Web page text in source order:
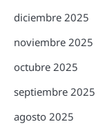
diciembre 2025
noviembre 2025
octubre 2025
septiembre 2025
agosto 2025